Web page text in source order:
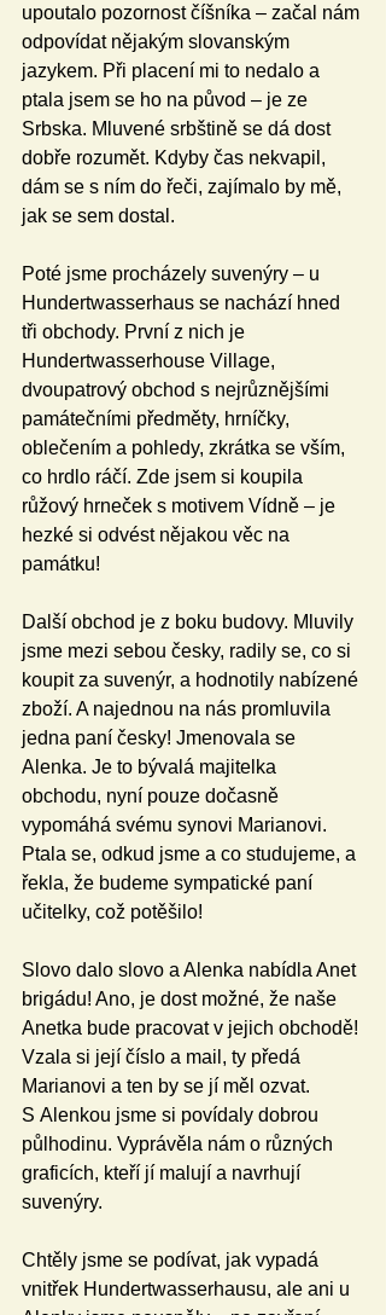
upoutalo pozornost číšníka – začal nám
odpovídat nějakým slovanským
jazykem. Při placení mi to nedalo a
ptala jsem se ho na původ – je ze
Srbska. Mluvené srbštině se dá dost
dobře rozumět. Kdyby čas nekvapil,
dám se s ním do řeči, zajímalo by mě,
jak se sem dostal.
Poté jsme procházely suvenýry – u
Hundertwasserhaus se nachází hned
tři obchody. První z nich je
Hundertwasserhouse Village,
dvoupatrový obchod s nejrůznějšími
památečními předměty, hrníčky,
oblečením a pohledy, zkrátka se vším,
co hrdlo ráčí. Zde jsem si koupila
růžový hrneček s motivem Vídně – je
hezké si odvést nějakou věc na
památku!
Další obchod je z boku budovy. Mluvily
jsme mezi sebou česky, radily se, co si
koupit za suvenýr, a hodnotily nabízené
zboží. A najednou na nás promluvila
jedna paní česky! Jmenovala se
Alenka. Je to bývalá majitelka
obchodu, nyní pouze dočasně
vypomáhá svému synovi Marianovi.
Ptala se, odkud jsme a co studujeme, a
řekla, že budeme sympatické paní
učitelky, což potěšilo!
Slovo dalo slovo a Alenka nabídla Anet
brigádu! Ano, je dost možné, že naše
Anetka bude pracovat v jejich obchodě!
Vzala si její číslo a mail, ty předá
Marianovi a ten by se jí měl ozvat.
S Alenkou jsme si povídaly dobrou
půlhodinu. Vyprávěla nám o různých
graficích, kteří jí malují a navrhují
suvenýry.
Chtěly jsme se podívat, jak vypadá
vnitřek Hundertwasserhausu, ale ani u